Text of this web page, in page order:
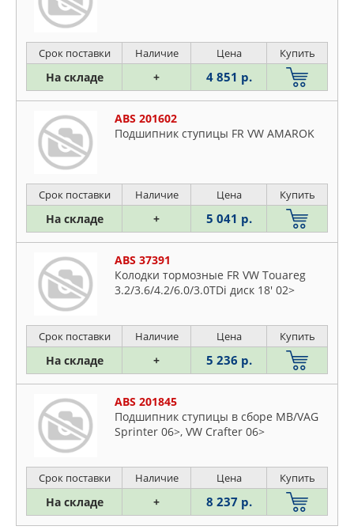
Срок поставки Наличие Цена Купить
На складе + 4 851 р.
ABS 201602
Подшипник ступицы FR VW AMAROK
Срок поставки Наличие Цена Купить
На складе + 5 041 р.
ABS 37391
Колодки тормозные FR VW Touareg
3.2/3.6/4.2/6.0/3.0TDi диск 18' 02>
Срок поставки Наличие Цена Купить
На складе + 5 236 р.
ABS 201845
Подшипник ступицы в сборе MB/VAG
Sprinter 06>, VW Crafter 06>
Срок поставки Наличие Цена Купить
На складе + 8 237 р.